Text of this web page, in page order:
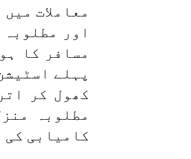
معاملات
اور
مسافر کا
پہلے
کھول کر
مطلوبہ
کامیابی کی